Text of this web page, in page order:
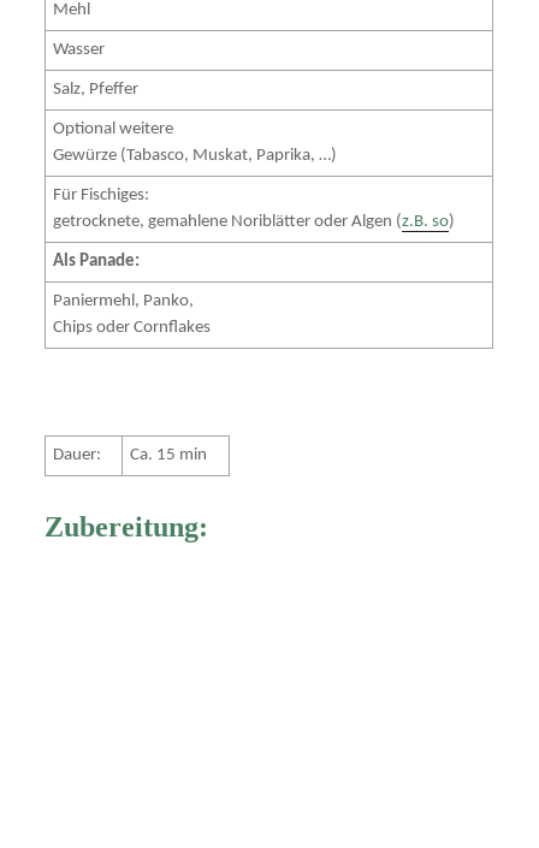
Mehl
Wasser
Salz, Pfeffer
Optional weitere
Gewürze (Tabasco, Muskat, Paprika, …)
Für Fischiges:
getrocknete, gemahlene Noriblätter oder Algen (z.B. so)
Als Panade:
Paniermehl, Panko,
Chips oder Cornflakes
Dauer: Ca. 15 min
Zubereitung: